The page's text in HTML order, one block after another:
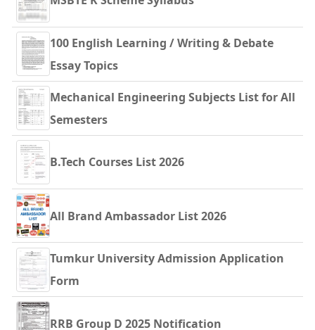
100 English Learning / Writing & Debate
Essay Topics
Mechanical Engineering Subjects List for All
Semesters
B.Tech Courses List 2026
All Brand Ambassador List 2026
Tumkur University Admission Application
Form
RRB Group D 2025 Notification